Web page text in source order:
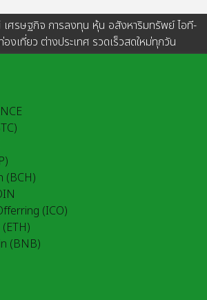
ศรษฐกิจ การลงทุน หุ้น อสังหาริมทรัพย์ ไอที-
งเที่ยว ต่างประเทศ รวดเร็วสดใหม่ทุกวัน
(BCH)
(ICO)
(BNB)